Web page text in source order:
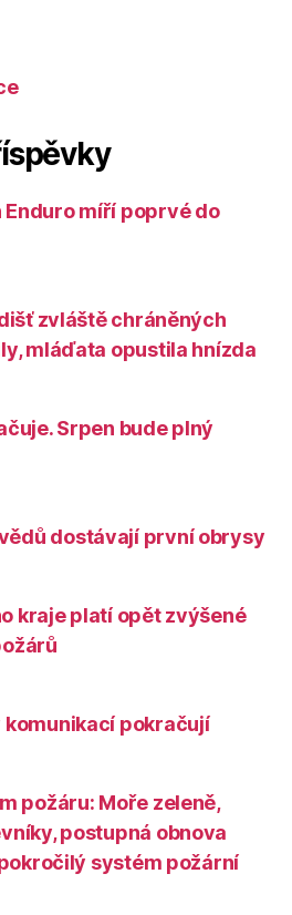
Enduro míří poprvé do
zvláště chráněných
mláďata opustila hnízda
Srpen bude plný
dostávají první obrysy
kraje platí opět zvýšené
komunikací pokračují
požáru: Moře zeleně,
postupná obnova
systém požární